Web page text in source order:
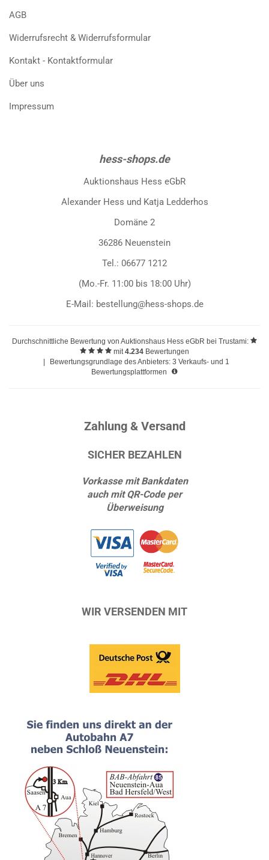
AGB
Widerrufsrecht & Widerrufsformular
Kontakt - Kontaktformular
Über uns
Impressum
hess-shops.de
Auktionshaus Hess eGbR
Alexander Hess und Katja Ledderhos
Domäne 2
36286 Neuenstein
Tel.: 06677 1212
(Mo.-Fr. 11:00 bis 18:00 Uhr)
E-Mail: bestellung@hess-shops.de
Durchschnittliche Bewertung von Auktionshaus Hess eGbR bei Trustami:
mit4.234 Bewertungen
Bewertungsgrundlage des Anbieters: 3 Verkaufs- und 1
Bewertungsplattformen
Zahlung & Versand
SICHER BEZAHLEN
Vorkasse mit Bankdaten
auch mit QR-Code per
Überweisung
WIR VERSENDEN MIT